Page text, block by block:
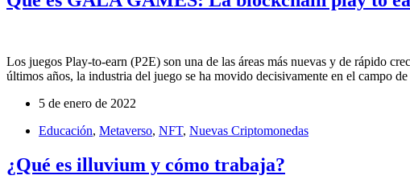
Los juegos Play-to-earn (P2E) son una de las áreas más nuevas y de rápido
últimos años, la industria del juego se ha movido decisivamente en el campo
5 de enero de 2022
Educación, Metaverso, NFT, Nuevas Criptomonedas
¿Qué es illuvium y cómo trabaja?